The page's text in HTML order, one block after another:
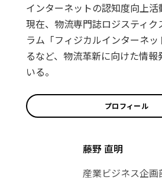
インターネットの認知度向上活
現在、物流専門誌ロジスティク
ラム「フィジカルインターネ
るなど、物流革新に向けた情報
いる。
プロフィール
藤野 直明
産業ビジネス企画